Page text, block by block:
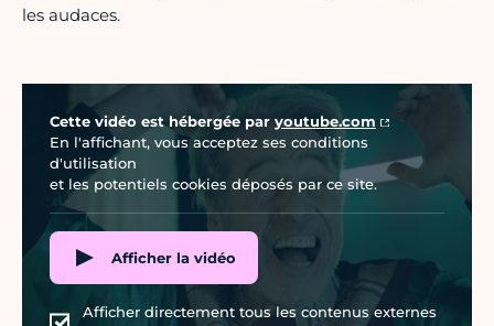
les audaces.
Vidéo Youtube
Cette vidéo est hébergée par youtube.com
En l'affichant, vous acceptez ses conditions
d'utilisation
et les potentiels cookies déposés par ce site.
Afficher la vidéo
Afficher directement tous les contenus externes